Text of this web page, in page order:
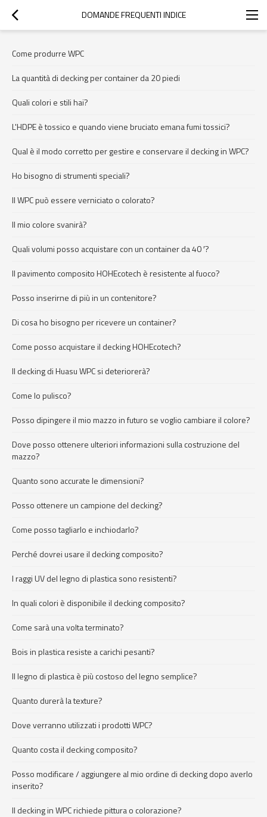
DOMANDE FREQUENTI INDICE
Come produrre WPC
La quantità di decking per container da 20 piedi
Quali colori e stili hai?
L'HDPE è tossico e quando viene bruciato emana fumi tossici?
Qual è il modo corretto per gestire e conservare il decking in WPC?
Ho bisogno di strumenti speciali?
Il WPC può essere verniciato o colorato?
Il mio colore svanirà?
Quali volumi posso acquistare con un container da 40 ′?
Il pavimento composito HOHEcotech è resistente al fuoco?
Posso inserirne di più in un contenitore?
Di cosa ho bisogno per ricevere un container?
Come posso acquistare il decking HOHEcotech?
Il decking di Huasu WPC si deteriorerà?
Come lo pulisco?
Posso dipingere il mio mazzo in futuro se voglio cambiare il colore?
Dove posso ottenere ulteriori informazioni sulla costruzione del
mazzo?
Quanto sono accurate le dimensioni?
Posso ottenere un campione del decking?
Come posso tagliarlo e inchiodarlo?
Perché dovrei usare il decking composito?
I raggi UV del legno di plastica sono resistenti?
In quali colori è disponibile il decking composito?
Come sarà una volta terminato?
Bois in plastica resiste a carichi pesanti?
Il legno di plastica è più costoso del legno semplice?
Quanto durerà la texture?
Dove verranno utilizzati i prodotti WPC?
Quanto costa il decking composito?
Posso modificare / aggiungere al mio ordine di decking dopo averlo
inserito?
Il decking in WPC richiede pittura o colorazione?